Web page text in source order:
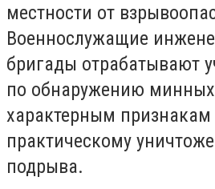
местности от
Военнослужащие
бригады отрабатывают
по обнаружению
характерным признакам
практическому
подрыва.